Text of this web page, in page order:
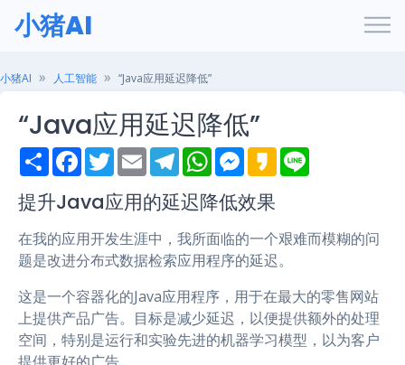
小猪AI
小猪AI 人工智能 “Java应用延迟降低”
“Java应用延迟降低”
S
h
r
e
F
a
e
b
o
k
T
w
t
t
r
E
m
i
l
T
e
e
g
a
m
W
h
t
s
p
p
M
e
s
e
g
e
r
K
a
提升Java应用的延迟降低效果
在我的应用开发生涯中，我所面临的一个艰难而模糊的问
题是改进分布式数据检索应用程序的延迟。
这是一个容器化的Java应用程序，用于在最大的零售网站
上提供产品广告。目标是减少延迟，以便提供额外的处理
空间，特别是运行和实验先进的机器学习模型，以为客户